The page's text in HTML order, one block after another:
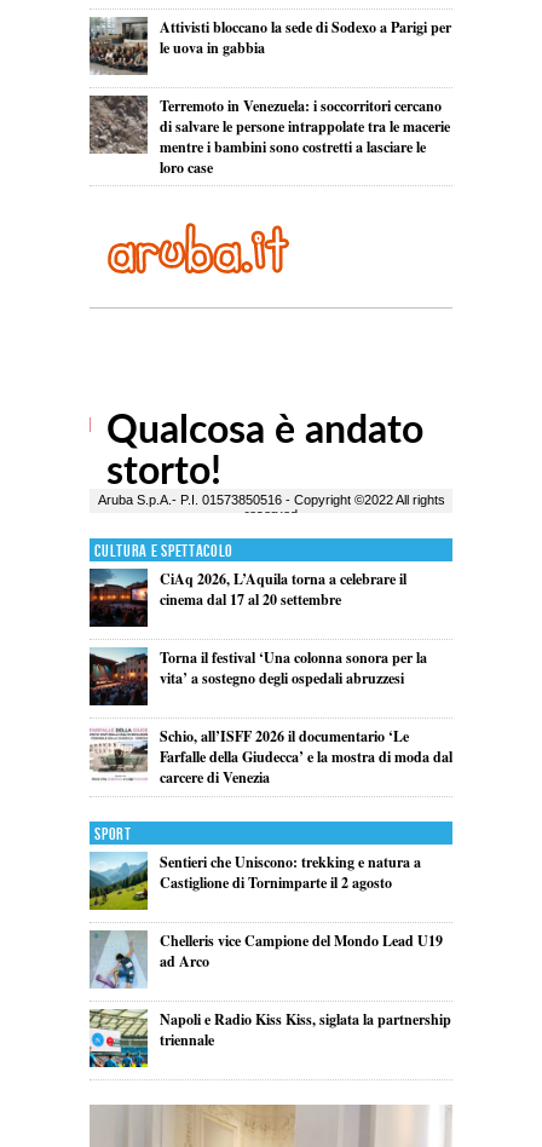
Attivisti bloccano la sede di Sodexo a Parigi per
le uova in gabbia
Terremoto in Venezuela: i soccorritori cercano
di salvare le persone intrappolate tra le macerie
mentre i bambini sono costretti a lasciare le
loro case
Cultura e Spettacolo
CiAq 2026, L’Aquila torna a celebrare il
cinema dal 17 al 20 settembre
Torna il festival ‘Una colonna sonora per la
vita’ a sostegno degli ospedali abruzzesi
Schio, all’ISFF 2026 il documentario ‘Le
Farfalle della Giudecca’ e la mostra di moda dal
carcere di Venezia
Sport
Sentieri che Uniscono: trekking e natura a
Castiglione di Tornimparte il 2 agosto
Chelleris vice Campione del Mondo Lead U19
ad Arco
Napoli e Radio Kiss Kiss, siglata la partnership
triennale